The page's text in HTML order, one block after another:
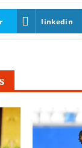
linkedin